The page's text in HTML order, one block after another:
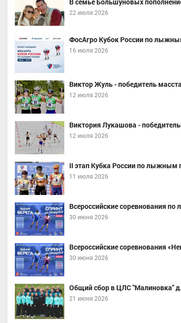
22 июля 2026
ФосАгро Кубок России по
16 июля 2026
Виктор Жуль - победитель
12 июля 2026
Виктория Лукашова -
12 июля 2026
II этап Кубка России по
11 июля 2026
Всероссийские соревнования
30 июня 2026
Всероссийские соревнования
30 июня 2026
Общий сбор в ЦЛС "Малиновка"
21 июня 2026